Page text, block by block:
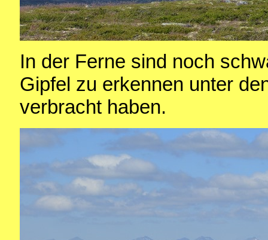
In der Ferne sind noch
Gipfel zu erkennen unter
verbracht haben.